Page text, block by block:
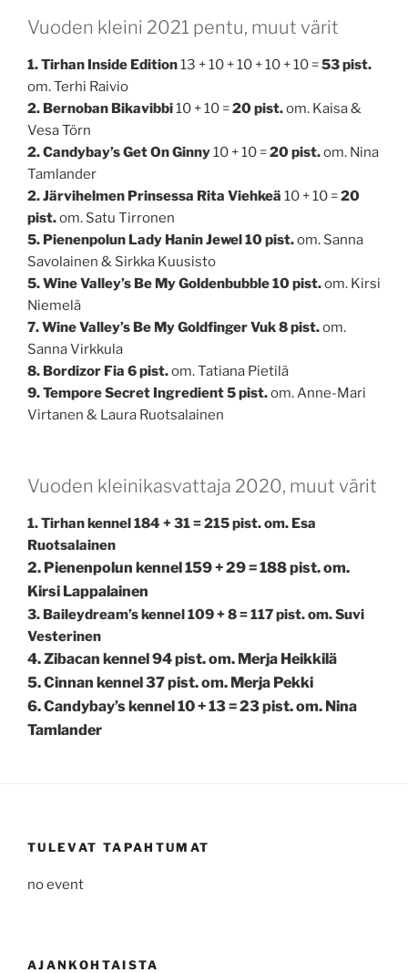
Vuoden kleini 2021 pentu, muut värit
1. Tirhan Inside Edition13 + 10 + 10 + 10 + 10 =53 pist.
om. Terhi Raivio
2. Bernoban Bikavibbi10 + 10 =20 pist.om. Kaisa &
Vesa Törn
2. Candybay’s Get On Ginny10 + 10 =20 pist.om. Nina
Tamlander
2. Järvihelmen Prinsessa Rita Viehkeä 10 + 10 =20
pist.om. Satu Tirronen
5. Pienenpolun Lady Hanin Jewel 10 pist.om. Sanna
Savolainen & Sirkka Kuusisto
5. Wine Valley’s Be My Goldenbubble 10 pist.om. Kirsi
Niemelä
7. Wine Valley’s Be My Goldfinger Vuk 8 pist.om.
Sanna Virkkula
8. Bordizor Fia 6 pist.om. Tatiana Pietilä
9. Tempore Secret Ingredient 5 pist.om. Anne-Mari
Virtanen & Laura Ruotsalainen
Vuoden kleinikasvattaja 2020, muut värit
1. Tirhan kennel 184 + 31 = 215 pist. om. Esa
Ruotsalainen
2. Pienenpolun kennel 159 + 29 = 188 pist. om.
Kirsi Lappalainen
3. Baileydream’s kennel 109 + 8 = 117 pist. om. Suvi
Vesterinen
4. Zibacan kennel 94 pist. om. Merja Heikkilä
5. Cinnan kennel 37 pist. om. Merja Pekki
6. Candybay’s kennel 10 + 13 = 23 pist. om. Nina
Tamlander
TULEVAT TAPAHTUMAT
no event
AJANKOHTAISTA